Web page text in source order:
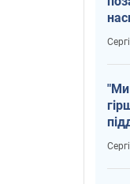
"Ми